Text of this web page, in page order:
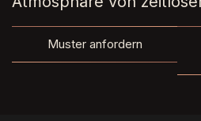
Muster anfordern